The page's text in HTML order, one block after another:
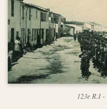
123e R.I